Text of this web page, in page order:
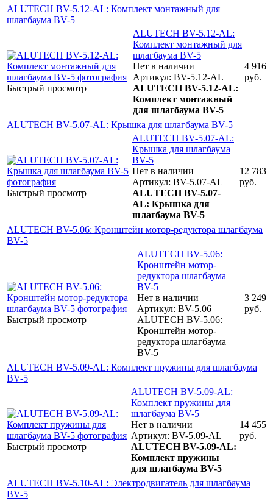
ALUTECH BV-5.12-AL: Комплект монтажный для
шлагбаума BV-5
Быстрый просмотр
ALUTECH BV-5.12-AL:
Комплект монтажный для
шлагбаума BV-5
Нет в наличии
Артикул: BV-5.12-AL
ALUTECH BV-5.12-AL:
Комплект монтажный
для шлагбаума BV-5
4 916
руб.
ALUTECH BV-5.07-AL: Крышка для шлагбаума BV-5
Быстрый просмотр
ALUTECH BV-5.07-AL:
Крышка для шлагбаума
BV-5
Нет в наличии
Артикул: BV-5.07-AL
ALUTECH BV-5.07-
AL: Крышка для
шлагбаума BV-5
12 783
руб.
ALUTECH BV-5.06: Кронштейн мотор-редуктора шлагбаума
BV-5
Быстрый просмотр
ALUTECH BV-5.06:
Кронштейн мотор-
редуктора шлагбаума
BV-5
Нет в наличии
Артикул: BV-5.06
ALUTECH BV-5.06:
Кронштейн мотор-
редуктора шлагбаума
BV-5
3 249
руб.
ALUTECH BV-5.09-AL: Комплект пружины для шлагбаума
BV-5
Быстрый просмотр
ALUTECH BV-5.09-AL:
Комплект пружины для
шлагбаума BV-5
Нет в наличии
Артикул: BV-5.09-AL
ALUTECH BV-5.09-AL:
Комплект пружины
для шлагбаума BV-5
14 455
руб.
ALUTECH BV-5.10-AL: Электродвигатель для шлагбаума
BV-5